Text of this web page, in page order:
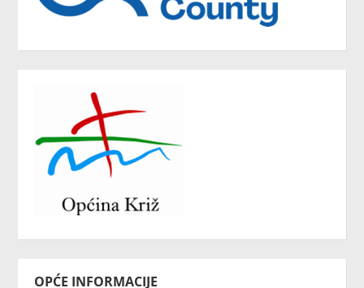
OPĆE INFORMACIJE